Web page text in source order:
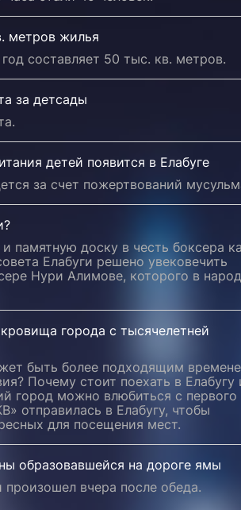
метров жилья
составляет 50 тыс. кв. метров.
за детсады
детей появится в Елабуге
за счет пожертвований
и памятную доску в честь боксера
Елабуги решено увековечить
Нури Алимове, которого в
города с тысячелетней
быть более подходящим
Почему стоит поехать в Елабугу
город можно влюбиться с первого
отправилась в Елабугу, чтобы
для посещения мест.
образовавшейся на дороге ямы
вчера после обеда.